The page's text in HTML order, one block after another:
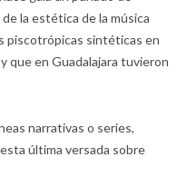
la estética de la música
piscotrópicas sintéticas en
que en Guadalajara tuvieron
narrativas o series,
esta última versada sobre